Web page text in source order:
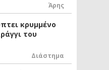
Άρης
κρυμμένο
του
Διάστημα